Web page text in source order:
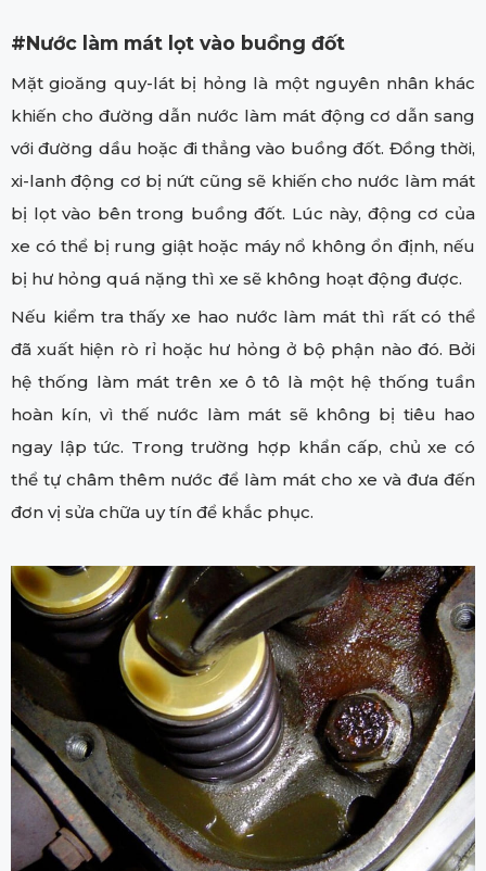
#Nước làm mát lọt vào buồng đốt
Mặt gioăng quy-lát bị hỏng là một nguyên nhân khác
khiến cho đường dẫn nước làm mát động cơ dẫn sang
với đường dầu hoặc đi thẳng vào buồng đốt. Đồng thời,
xi-lanh động cơ bị nứt cũng sẽ khiến cho nước làm mát
bị lọt vào bên trong buồng đốt. Lúc này, động cơ của
xe có thể bị rung giật hoặc máy nổ không ổn định, nếu
bị hư hỏng quá nặng thì xe sẽ không hoạt động được.
Nếu kiểm tra thấy xe hao nước làm mát thì rất có thể
đã xuất hiện rò rỉ hoặc hư hỏng ở bộ phận nào đó. Bởi
hệ thống làm mát trên xe ô tô là một hệ thống tuần
hoàn kín, vì thế nước làm mát sẽ không bị tiêu hao
ngay lập tức. Trong trường hợp khẩn cấp, chủ xe có
thể tự châm thêm nước để làm mát cho xe và đưa đến
đơn vị sửa chữa uy tín để khắc phục.